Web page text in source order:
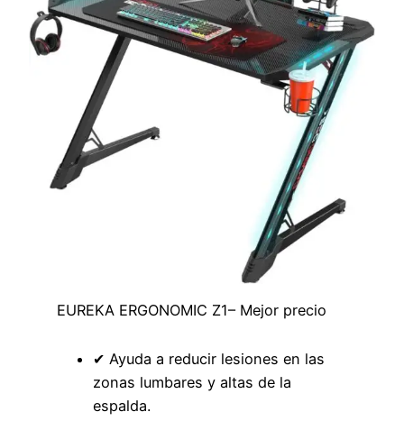
EUREKA ERGONOMIC Z1– Mejor precio
✔ Ayuda a reducir lesiones en las
zonas lumbares y altas de la
espalda.